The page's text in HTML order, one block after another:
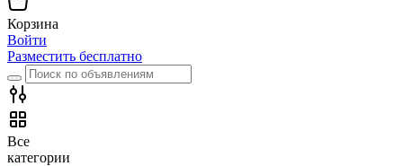
Корзина
Войти
Разместить бесплатно
Все
категории